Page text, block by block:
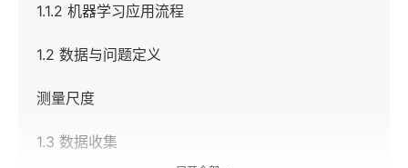
1.1.2 机器学习应用流程
1.2 数据与问题定义
测量尺度
1.3 数据收集